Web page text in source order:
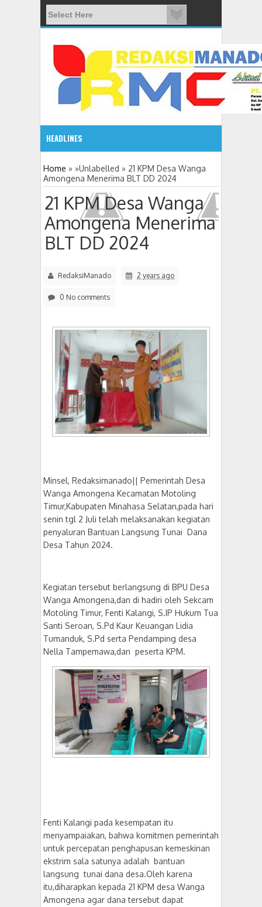
HEADLINES
08:03 AM
ADVETORIAL JONRU GANTIKAN MONO PIMPIN DPRD
Home » »Unlabelled » 21 KPM Desa Wanga
Amongena Menerima BLT DD 2024
21 KPM Desa Wanga
Amongena Menerima
BLT DD 2024
RedaksiManado 2 years ago
0 No comments
Minsel, Redaksimanado|| Pemerintah Desa
Wanga Amongena Kecamatan Motoling
Timur,Kabupaten Minahasa Selatan,pada hari
senin tgl 2 Juli telah melaksanakan kegiatan
penyaluran Bantuan Langsung Tunai Dana
Desa Tahun 2024.
Kegiatan tersebut berlangsung di BPU Desa
Wanga Amongena,dan di hadiri oleh Sekcam
Motoling Timur, Fenti Kalangi, S.IP Hukum Tua
Santi Seroan, S.Pd Kaur Keuangan Lidia
Tumanduk, S.Pd serta Pendamping desa
Nella Tampemawa,dan peserta KPM.
Fenti Kalangi pada kesempatan itu
menyampaiakan, bahwa komitmen pemerintah
untuk percepatan penghapusan kemeskinan
ekstrim sala satunya adalah bantuan
langsung tunai dana desa.Oleh karena
itu,diharapkan kepada 21 KPM desa Wanga
Amongena agar dana tersebut dapat